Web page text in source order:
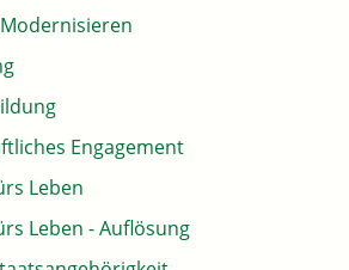
Engagement
Leben
Leben - Auflösung